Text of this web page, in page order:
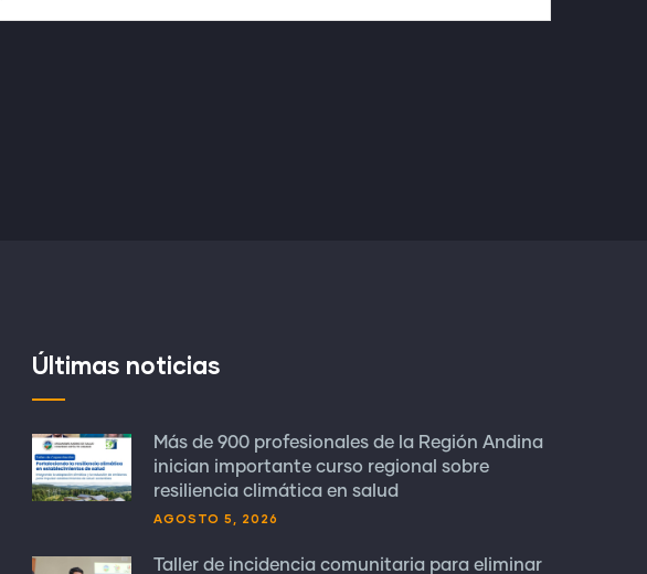
Últimas noticias
Más de 900 profesionales de la Región Andina
inician importante curso regional sobre
resiliencia climática en salud
AGOSTO 5, 2026
Taller de incidencia comunitaria para eliminar